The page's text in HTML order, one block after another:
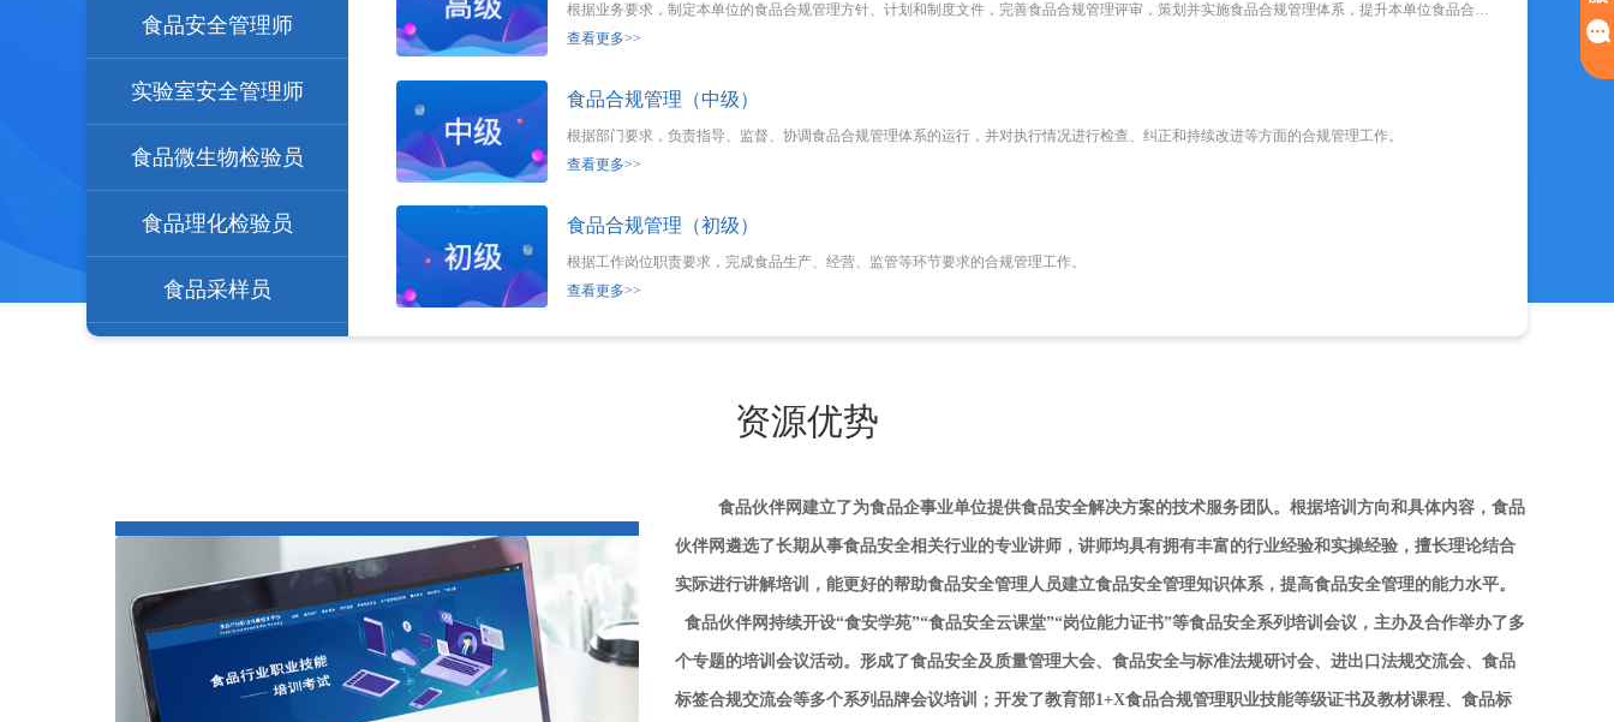
食品安全管理师
实验室安全管理师
食品微生物检验员
食品理化检验员
食品采样员
根据业务要求，制定本单位的食品合规管理方针、计划和制度文件，完善食品合规管理评审，策划并实施食品合规管理体系，提升本单位食品合规管理水平。
查看更多>>
食品合规管理（中级）
根据部门要求，负责指导、监督、协调食品合规管理体系的运行，并对执行情况进行检查、纠正和持续改进等方面的合规管理工作。
查看更多>>
食品合规管理（初级）
根据工作岗位职责要求，完成食品生产、经营、监管等环节要求的合规管理工作。
查看更多>>
资源优势
食品伙伴网建立了为食品企事业单位提供食品安全解决方案的技术服务团队。根据培训方向和具体内容，食品
伙伴网遴选了长期从事食品安全相关行业的专业讲师，讲师均具有拥有丰富的行业经验和实操经验，擅长理论结合
实际进行讲解培训，能更好的帮助食品安全管理人员建立食品安全管理知识体系，提高食品安全管理的能力水平。
食品伙伴网持续开设“食安学苑”“食品安全云课堂”“岗位能力证书”等食品安全系列培训会议，主办及合作举办了多
个专题的培训会议活动。形成了食品安全及质量管理大会、食品安全与标准法规研讨会、进出口法规交流会、食品
标签合规交流会等多个系列品牌会议培训；开发了教育部1+X食品合规管理职业技能等级证书及教材课程、食品标